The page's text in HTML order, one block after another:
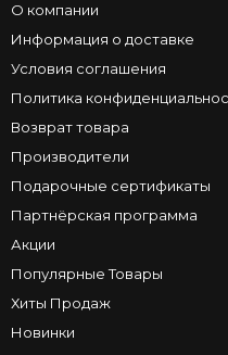
О компании
Информация о доставке
Условия соглашения
Политика
Возврат товара
Производители
Подарочные сертификаты
Партнёрская программа
Акции
Популярные Товары
Хиты Продаж
Новинки